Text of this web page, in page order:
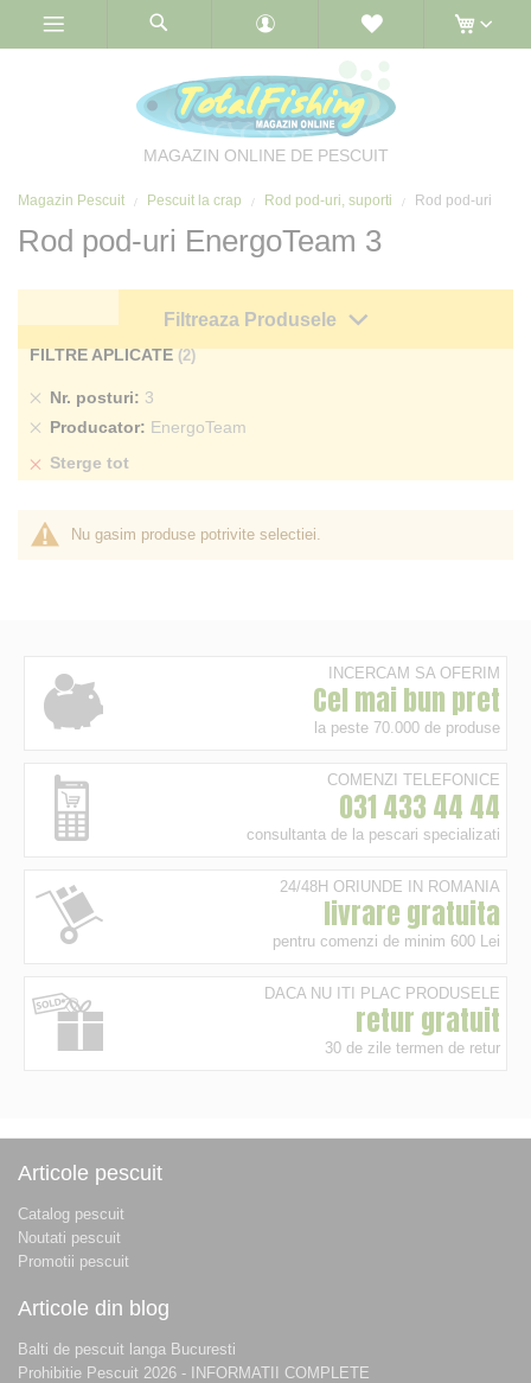
MAGAZIN ONLINE DE PESCUIT
Magazin Pescuit Pescuit la crap Rod pod-uri, suporti Rod pod-uri
Rod pod-uri EnergoTeam 3
Nu gasim produse potrivite selectiei.
Filtreaza Produsele
FILTRE APLICATE
Nr. posturi 3
Sterge
produs
Producator EnergoTeam
Sterge
Sterge tot
INCERCAM SA OFERIM
Cel mai bun pret
la peste 70.000 de produse
COMENZI TELEFONICE
031 433 44 44
consultanta de la pescari specializati
24/48H ORIUNDE IN ROMANIA
livrare gratuita
pentru comenzi de minim 600 Lei
DACA NU ITI PLAC PRODUSELE
retur gratuit
30 de zile termen de retur
Articole pescuit
Catalog pescuit
Noutati pescuit
Promotii pescuit
Articole din blog
Balti de pescuit langa Bucuresti
Prohibitie Pescuit 2026 - INFORMATII COMPLETE